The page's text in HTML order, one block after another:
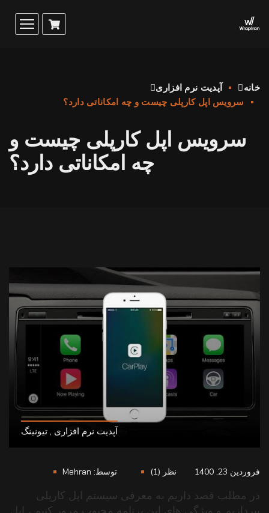
خانه
آپدیت نرم افزاری
سرویس اپل کارپلی چیست و چه امکاناتی دارد؟
سرویس اپل کارپلی چیست و
چه امکاناتی دارد؟
آپدیت نرم افزاری , تیونینگ
فروردین 23, 1400 نظر (1) توسط: Mehran
در مطلب قصد داریم به معرفی سیستم اپل کارپلی